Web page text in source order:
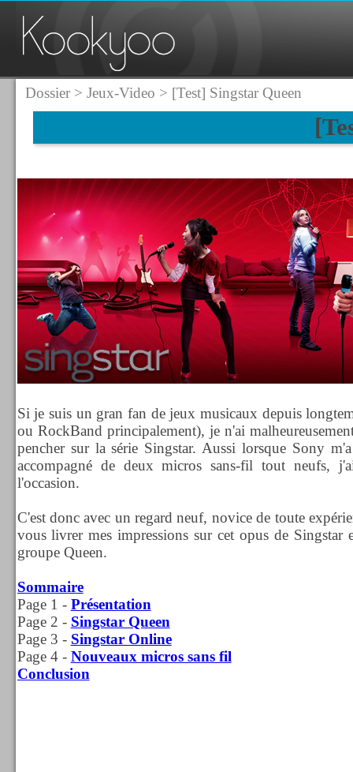
Dossier> Jeux-Video > [Test] Singstar Queen
Si je suis un gran fan de jeux musicaux depuis
ou RockBand principalement), je n'ai
pencher sur la série Singstar. Aussi lorsque Sony
accompagné de deux micros sans-fil tout neufs,
l'occasion.
C'est donc avec un regard neuf, novice de toute
vous livrer mes impressions sur cet opus de Singstar
groupe Queen.
Sommaire
Page 1 - Présentation
Page 2 - Singstar Queen
Page 3 - Singstar Online
Page 4 - Nouveaux micros sans fil
Conclusion